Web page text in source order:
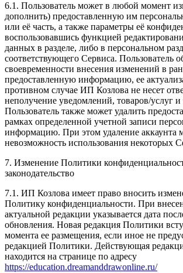
6.1. Пользователь может в любой момент
дополнить) предоставленную им
или её часть, а также параметры её
воспользовавшись функцией
данных в разделе, либо в персональном
соответствующего Сервиса. Пользователь
своевременности внесения изменений в
предоставленную информацию, ее
противном случае ИП Козлова не несет
неполучение уведомлений, товаров/услуг и
Пользователь также может удалить
рамках определенной учетной записи
информацию. При этом удаление аккаунта
невозможность использования некоторых
7. Изменение Политики
законодательство
7.1. ИП Козлова имеет право вносить
Политику конфиденциальности. При
актуальной редакции указывается дата
обновления. Новая редакция Политики
момента ее размещения, если иное не
редакцией Политики. Действующая
находится на странице по адресу
https://education.dreamanddrawonline.ru/